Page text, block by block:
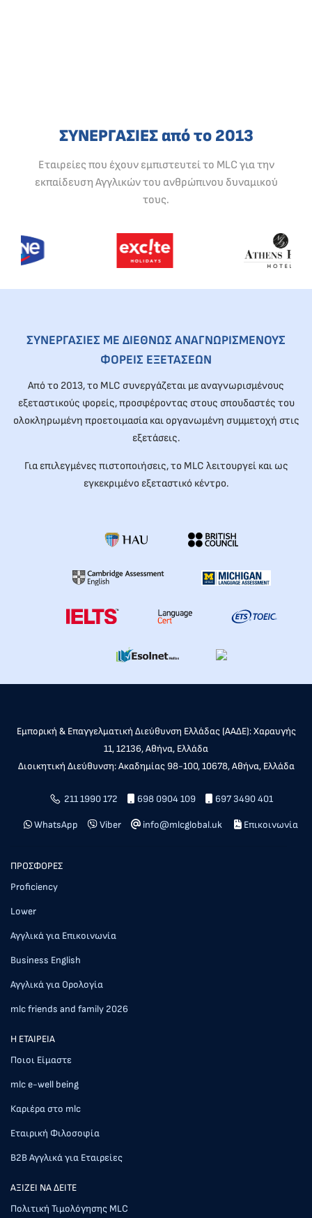
ΣΥΝΕΡΓΑΣΙΕΣ από το 2013
Εταιρείες που έχουν εμπιστευτεί το MLC για την
εκπαίδευση Αγγλικών του ανθρώπινου δυναμικού
τους.
ΣΥΝΕΡΓΑΣΙΕΣ ΜΕ ΔΙΕΘΝΩΣ ΑΝΑΓΝΩΡΙΣΜΕΝΟΥΣ
ΦΟΡΕΙΣ ΕΞΕΤΑΣΕΩΝ
Από το 2013, το MLC συνεργάζεται με αναγνωρισμένους
εξεταστικούς φορείς, προσφέροντας στους σπουδαστές του
ολοκληρωμένη προετοιμασία και οργανωμένη συμμετοχή στις
εξετάσεις.
Για επιλεγμένες πιστοποιήσεις, το MLC λειτουργεί και ως
εγκεκριμένο εξεταστικό κέντρο.
Εμπορική & Επαγγελματική Διεύθυνση Ελλάδας (ΑΑΔΕ): Χαραυγής
11, 12136, Αθήνα, Ελλάδα
Διοικητική Διεύθυνση: Ακαδημίας 98-100, 10678, Αθήνα, Ελλάδα
211 1990 172 698 0904 109 697 3490 401
WhatsApp Viber info@mlcglobal.uk Επικοινωνία
ΠΡΟΣΦΟΡΕΣ
Proficiency
Lower
Αγγλικά για Επικοινωνία
Business English
Αγγλικά για Ορολογία
mlc friends and family 2026
Η ΕΤΑΙΡΕΙΑ
Ποιοι Είμαστε
mlc e-well being
Καριέρα στο mlc
Εταιρική Φιλοσοφία
Β2Β Αγγλικά για Εταιρείες
AΞΙΖΕΙ ΝΑ ΔΕΙΤΕ
Πολιτική Τιμολόγησης MLC